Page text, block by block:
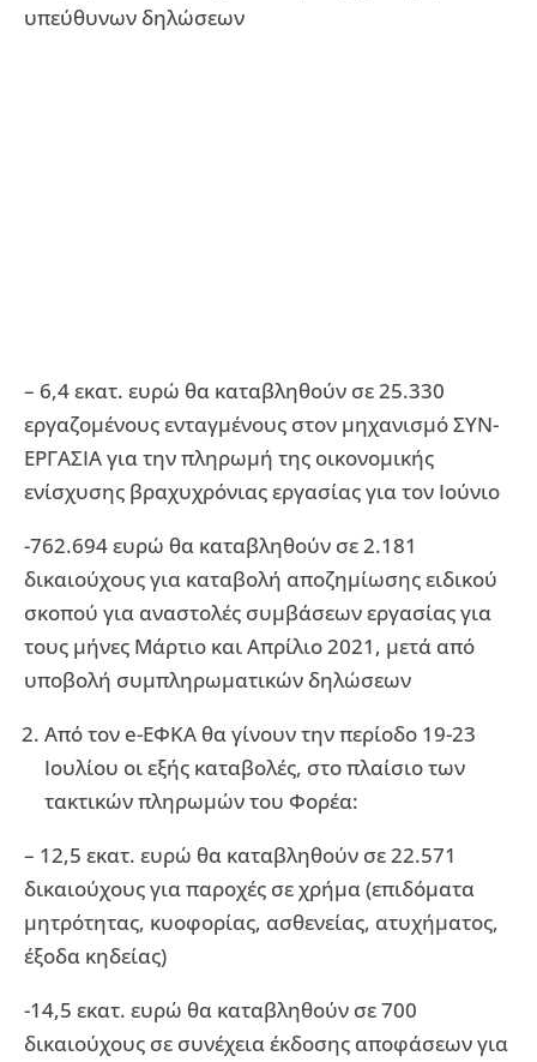
υπεύθυνων δηλώσεων
– 6,4 εκατ. ευρώ θα καταβληθούν σε 25.330
εργαζομένους ενταγμένους στον μηχανισμό ΣΥΝ-
ΕΡΓΑΣΙΑ για την πληρωμή της οικονομικής
ενίσχυσης βραχυχρόνιας εργασίας για τον Ιούνιο
-762.694 ευρώ θα καταβληθούν σε 2.181
δικαιούχους για καταβολή αποζημίωσης ειδικού
σκοπού για αναστολές συμβάσεων εργασίας για
τους μήνες Μάρτιο και Απρίλιο 2021, μετά από
υποβολή συμπληρωματικών δηλώσεων
Από τον e-ΕΦΚΑ θα γίνουν την περίοδο 19-23
Ιουλίου οι εξής καταβολές, στο πλαίσιο των
τακτικών πληρωμών του Φορέα:
– 12,5 εκατ. ευρώ θα καταβληθούν σε 22.571
δικαιούχους για παροχές σε χρήμα (επιδόματα
μητρότητας, κυοφορίας, ασθενείας, ατυχήματος,
έξοδα κηδείας)
-14,5 εκατ. ευρώ θα καταβληθούν σε 700
δικαιούχους σε συνέχεια έκδοσης αποφάσεων για